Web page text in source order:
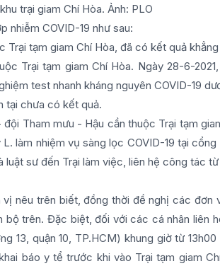
trại giam Chí Hòa. Ảnh: PLO
nhiễm COVID-19 như sau:
Trại tạm giam Chí Hòa, đã có kết quả
Trại tạm giam Chí Hòa. Ngày 28-6-
test nhanh kháng nguyên COVID-19
tại chưa có kết quả.
Tham mưu - Hậu cần thuộc Trại tạm
làm nhiệm vụ sàng lọc COVID-19 tại cổng
sư đến Trại làm việc, liên hệ công tác từ
nêu trên biết, đồng thời đề nghị các đơn
trên. Đặc biệt, đối với các cá nhân liên
13, quận 10, TP.HCM) khung giờ từ
báo y tể trước khi vào Trại tạm giam